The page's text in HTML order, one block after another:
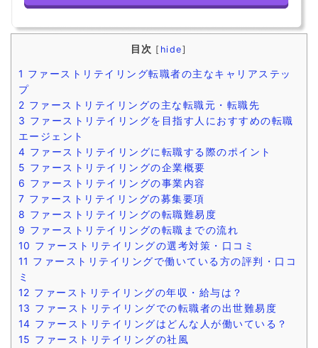
目次 [ hide]
1 ファーストリテイリング転職者の主なキャリアステッ
プ
2 ファーストリテイリングの主な転職元・転職先
3 ファーストリテイリングを目指す人におすすめの転職
エージェント
4 ファーストリテイリングに転職する際のポイント
5 ファーストリテイリングの企業概要
6 ファーストリテイリングの事業内容
7 ファーストリテイリングの募集要項
8 ファーストリテイリングの転職難易度
9 ファーストリテイリングの転職までの流れ
10 ファーストリテイリングの選考対策・口コミ
11 ファーストリテイリングで働いている方の評判・口コ
ミ
12 ファーストリテイリングの年収・給与は？
13 ファーストリテイリングでの転職者の出世難易度
14 ファーストリテイリングはどんな人が働いている？
15 ファーストリテイリングの社風